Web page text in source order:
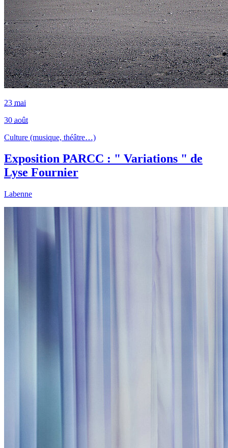
23 mai
30 août
Culture (musique, théâtre…)
Exposition PARCC : " Variations " de
Lyse Fournier
Labenne